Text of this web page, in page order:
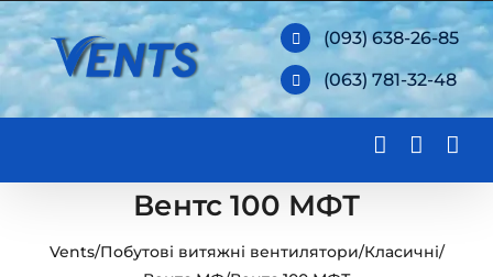
Skip
to
content
(093) 638-26-85
(063) 781-32-48
Вентс 100 МФТ
Vents/Побутові витяжні вентилятори/Класичні/